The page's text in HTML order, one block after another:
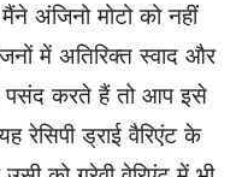
अंजिनो मोटो को नहीं
में अतिरिक्त स्वाद और
पसंद करते हैं तो आप इसे
रेसिपी ड्राई वैरिएंट के